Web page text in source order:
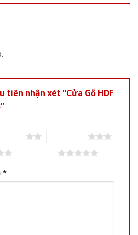
tiên nhận xét “Cửa Gỗ HDF
*